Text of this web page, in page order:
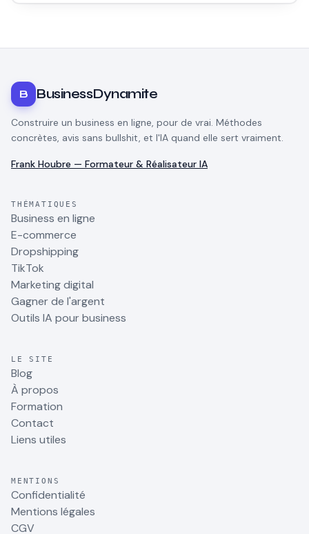
B BusinessDynamite
Construire un business en ligne, pour de vrai. Méthodes
concrètes, avis sans bullshit, et l'IA quand elle sert vraiment.
Frank Houbre — Formateur & Réalisateur IA
THÉMATIQUES
Business en ligne
E-commerce
Dropshipping
TikTok
Marketing digital
Gagner de l'argent
Outils IA pour business
LE SITE
Blog
À propos
Formation
Contact
Liens utiles
MENTIONS
Confidentialité
Mentions légales
CGV